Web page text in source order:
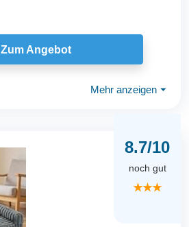
Zum Angebot
Mehr anzeigen ⏷
8.7/10
noch gut
★★★